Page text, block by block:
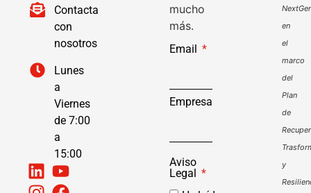
Contacta
con
nosotros
Lunes
a
Viernes
de 7:00
a
15:00
mucho
más.
Email
Empresa
Aviso
Legal
en
el
marco
del
Plan
de
y